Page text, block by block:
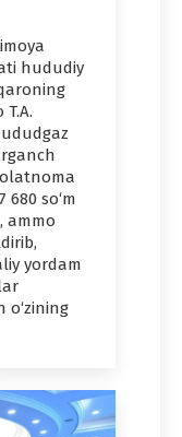
hududiy
so‘m
ammo
yordam
o‘zining